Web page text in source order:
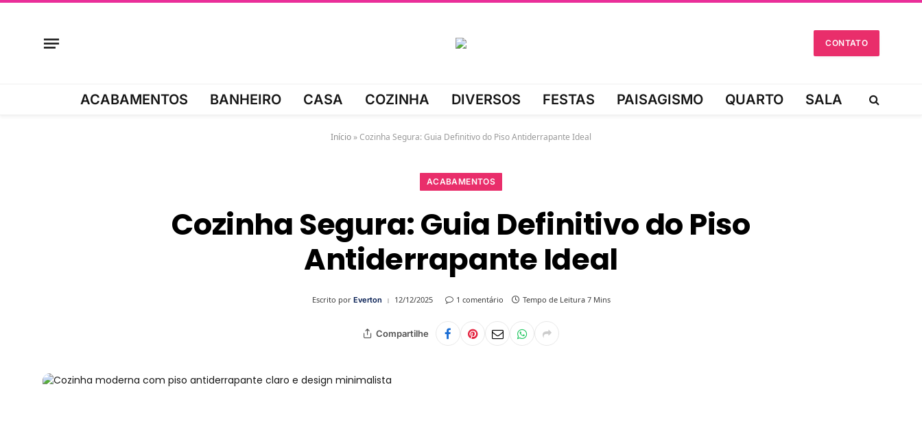
CONTATO
ACABAMENTOS BANHEIRO CASA COZINHA DIVERSOS FESTAS PAISAGISMO QUARTO SALA
Início »Cozinha Segura: Guia Definitivo do Piso Antiderrapante Ideal
ACABAMENTOS
Cozinha Segura: Guia Definitivo do Piso
Antiderrapante Ideal
Escrito por Everton 12/12/2025 1 comentário Tempo de Leitura 7 Mins
Compartilhe